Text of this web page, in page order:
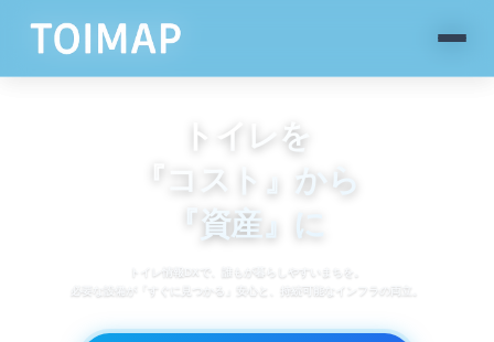
トイレを
『コスト』から
『資産』に
トイレ情報DXで、誰もが暮らしやすいまちを。
必要な設備が「すぐに見つかる」安心と、持続可能なインフラの両立。